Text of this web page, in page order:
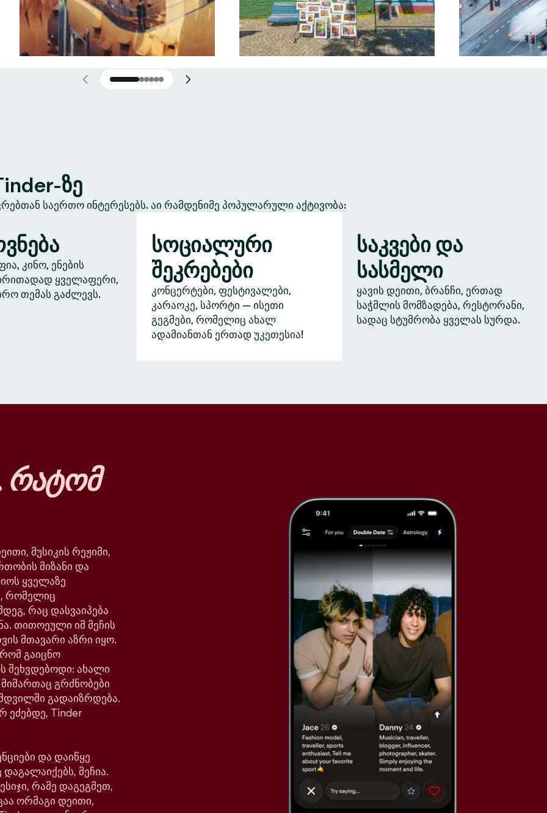
ზე
საერთო ინტერესებს. აი რამდენიმე პოპულარული აქტივობა:
კინო, ენების
ყველაფერი,
თემას გაძლევს.
სოციალური
შეკრებები
კონცერტები, ფესტივალები,
კარაოკე, სპორტი — ისეთი
გეგმები, რომელიც ახალ
ადამიანთან ერთად უკეთესია!
საკვები და
სასმელი
ყავის დეითი, ბრანჩი, ერთად
საჭმლის მომზადება, რესტორანი,
სადაც სტუმრობა ყველას სურდა.
რატომ
მუსიკის რეჟიმი,
მიზანი და
ყველაზე
რომელიც
რაც დასვაიპება
თითოეული იმ მეჩის
მთავარი აზრი იყო.
გაიცნო
შეხვდებოდი: ახალი
გრძნობები
გადაიზრდება.
ეძებდე, Tinder
და დაიწყე
მეჩია.
რამე დაგეგმეთ,
ორმაგი დეითი,